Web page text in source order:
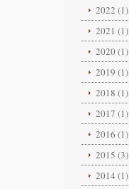
2022 (1)
2021 (1)
2020 (1)
2019 (1)
2018 (1)
2017 (1)
2016 (1)
2015 (3)
2014 (1)